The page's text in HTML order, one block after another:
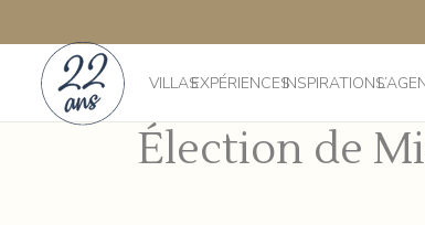
VILLASEXPÉRIENCESINSPIRATIONS
Élection de